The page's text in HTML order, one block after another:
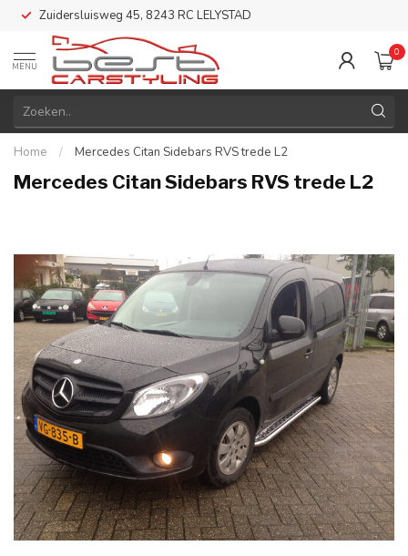
Zuidersluisweg 45, 8243 RC LELYSTAD
MENU
0
Home / Mercedes Citan Sidebars RVS trede L2
Mercedes Citan Sidebars RVS trede L2